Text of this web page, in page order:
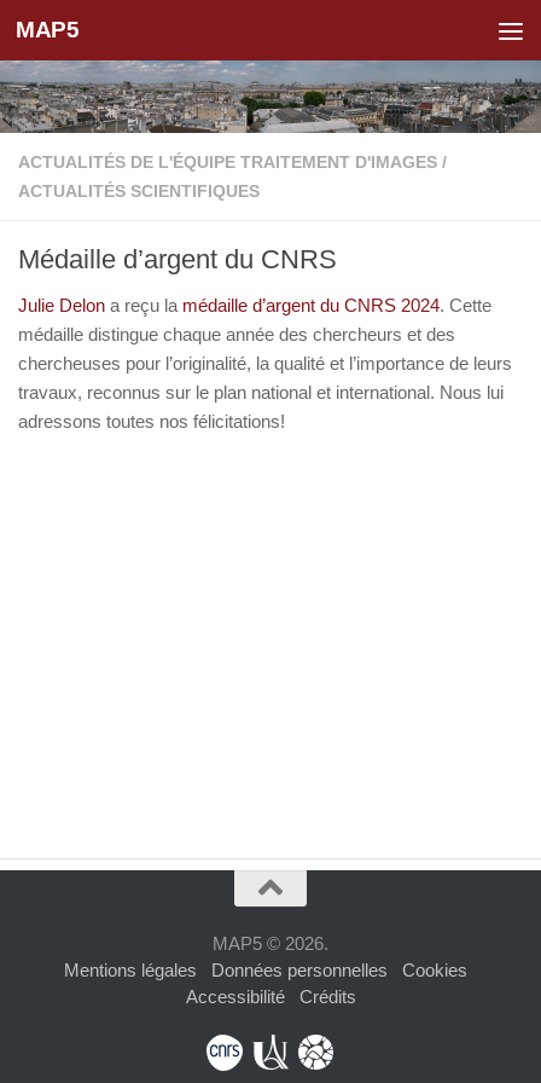
Skip to content
MAP5
ACTUALITÉS DE L'ÉQUIPE TRAITEMENT D'IMAGES /
ACTUALITÉS SCIENTIFIQUES
Médaille d’argent du CNRS
Julie Delon a reçu la médaille d’argent du CNRS 2024. Cette
médaille distingue chaque année des chercheurs et des
chercheuses pour l’originalité, la qualité et l’importance de leurs
travaux, reconnus sur le plan national et international. Nous lui
adressons toutes nos félicitations!
MAP5 © 2026.
Mentions légales
Données personnelles
Cookies
Accessibilité
Crédits